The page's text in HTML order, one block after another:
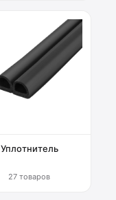
Уплотнитель
27 товаров